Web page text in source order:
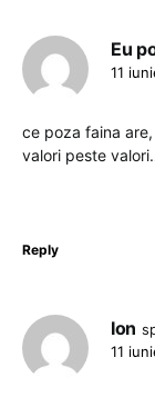
Eu
11
ce poza faina
valori peste
Reply
Ion
11